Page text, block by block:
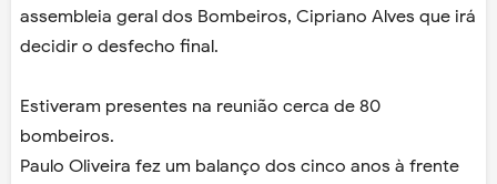
assembleia geral dos Bombeiros, Cipriano Alves que irá
decidir o desfecho final.
Estiveram presentes na reunião cerca de 80
bombeiros.
Paulo Oliveira fez um balanço dos cinco anos à frente